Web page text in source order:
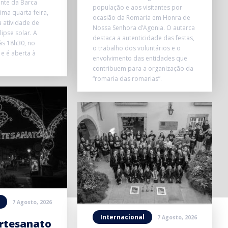
da Barca
quarta-feira,
atividade de
solar. A
18h30, no
é aberta à
7 Agosto, 2026
população e aos visitantes por
ocasião da Romaria em Honra de
Nossa Senhora d’Agonia. O autarca
destaca a autenticidade das festas,
o trabalho dos voluntários e o
envolvimento das entidades que
contribuem para a organização da
“romaria das romarias”.
Internacional 7 Agosto, 2026